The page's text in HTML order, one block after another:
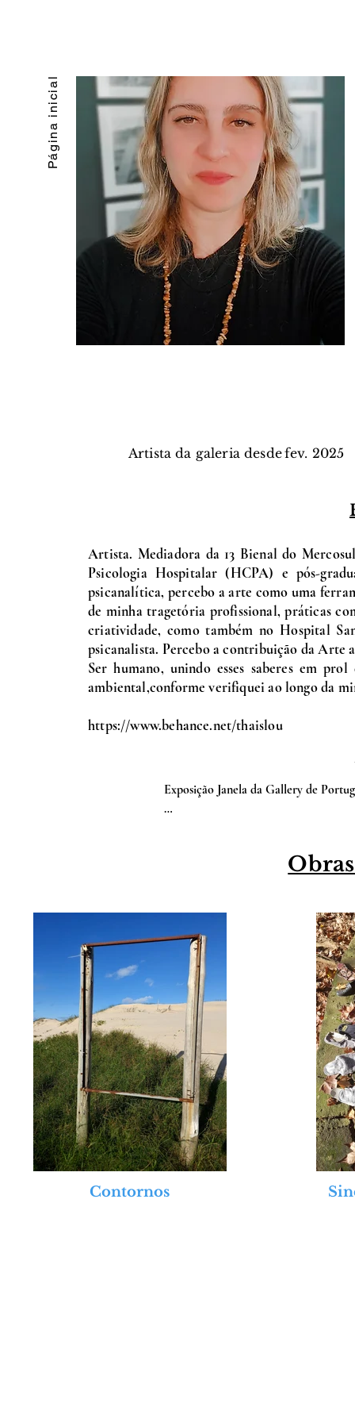
Página inicial
Artista da galeria desdefev. 2025
Artista. Mediadora da 13 Bienal do
Psicologia Hospitalar (HCPA) e pós-
psicanalítica, percebo a arte como uma
de minha tragetória profissional, práticas
criatividade, como também no Hospital
psicanalista. Percebo a contribuição da Arte
Ser humano, unindo esses saberes em
ambiental,conforme verifiquei ao longo da
https://www.behance.net/thaislou
Exposição Janela da Gallery de
Contornos